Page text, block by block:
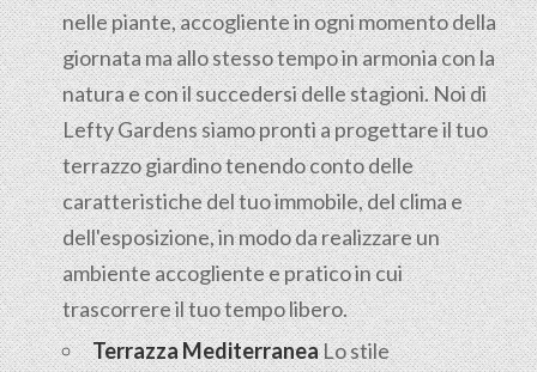
nelle piante, accogliente in ogni momento della
giornata ma allo stesso tempo in armonia con la
natura e con il succedersi delle stagioni. Noi di
Lefty Gardens siamo pronti a progettare il tuo
terrazzo giardino tenendo conto delle
caratteristiche del tuo immobile, del clima e
dell'esposizione, in modo da realizzare un
ambiente accogliente e pratico in cui
trascorrere il tuo tempo libero.
Terrazza MediterraneaLo stile